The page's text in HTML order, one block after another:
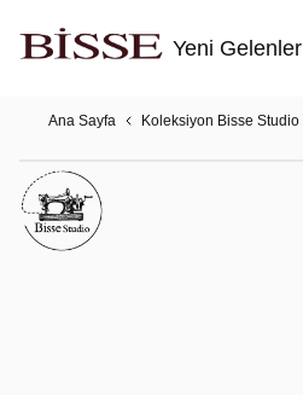
Yeni Gelenler
Ana Sayfa Koleksiyon Bisse Studio